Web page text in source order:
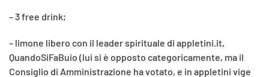
– 3 free drink;
– limone libero con il leader spirituale di appletini.it,
QuandoSiFaBuio (lui si è opposto categoricamente, ma il
Consiglio di Amministrazione ha votato, e in appletini vige